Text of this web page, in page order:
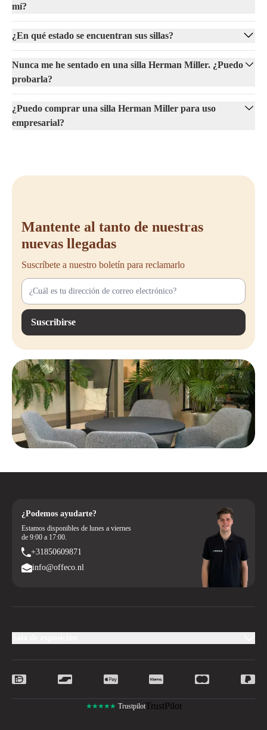
mí?
¿En qué estado se encuentran sus sillas?
Nunca me he sentado en una silla Herman Miller. ¿Puedo
probarla?
¿Puedo comprar una silla Herman Miller para uso
empresarial?
Mantente al tanto de nuestras
nuevas llegadas
Suscríbete a nuestro boletín para reclamarlo
Suscribirse
¿Podemos ayudarte?
Estamos disponibles de lunes a viernes
de 9:00 a 17:00.
+31850609871
info@offeco.nl
★★★★★ TrustpilotTrustPilot